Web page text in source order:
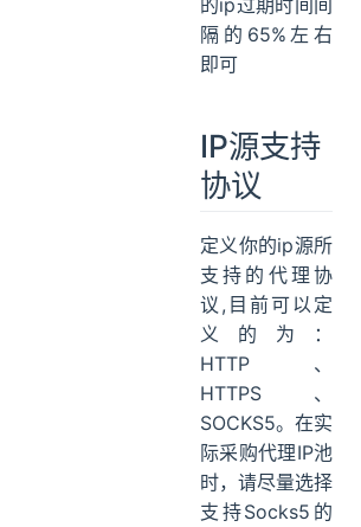
隔的65%左右
即可
IP源支持
协议
定义你的ip源所
支持的代理协
议,目前可以定
义的为：
HTTP、
HTTPS、
SOCKS5。在实
际采购代理IP池
时，请尽量选择
支持Socks5的